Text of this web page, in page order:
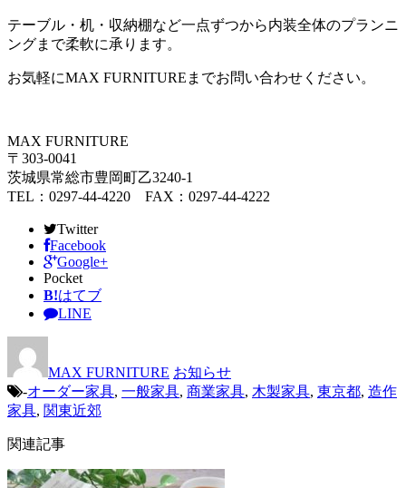
テーブル・机・収納棚など一点ずつから内装全体のプランニ
ングまで柔軟に承ります。
お気軽にMAX FURNITUREまでお問い合わせください。
MAX FURNITURE
〒303-0041
茨城県常総市豊岡町乙3240-1
TEL：0297-44-4220 FAX：0297-44-4222
Twitter
Facebook
Google+
Pocket
B!はてブ
LINE
MAX FURNITURE お知らせ
-オーダー家具, 一般家具, 商業家具, 木製家具, 東京都, 造作
家具, 関東近郊
関連記事